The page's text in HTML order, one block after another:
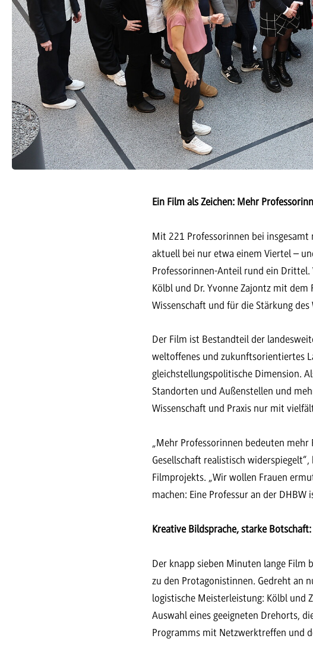
Ein Film als Zeichen: Mehr
Mit 221 Professorinnen bei
aktuell bei nur etwa einem Viertel –
Professorinnen-Anteil rund ein
Kölbl und Dr. Yvonne Zajontz mit dem
Wissenschaft und für die Stärkung
Der Film ist Bestandteil der
weltoffenes und zukunftsorientiertes
gleichstellungspolitische Dimension.
Standorten und Außenstellen und
Wissenschaft und Praxis nur mit
„Mehr Professorinnen bedeuten
Gesellschaft realistisch
Filmprojekts. „Wir wollen Frauen
machen: Eine Professur an der
Kreative Bildsprache, starke
Der knapp sieben Minuten lange Film
zu den Protagonistinnen. Gedreht an
logistische Meisterleistung: Kölbl und
Auswahl eines geeigneten Drehorts,
Programms mit Netzwerktreffen und